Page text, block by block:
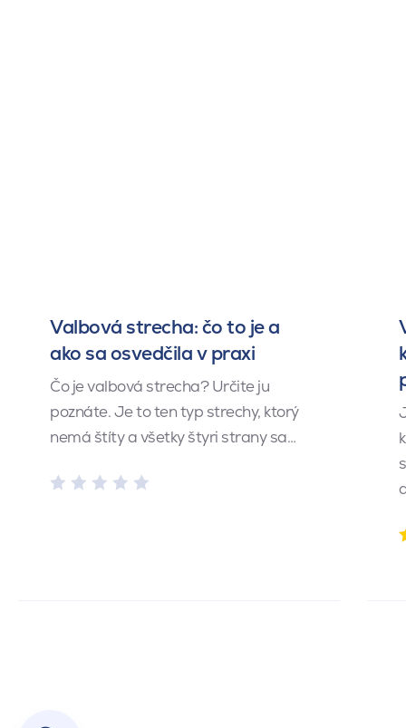
Valbová strecha: čo to je a
ako sa osvedčila v praxi
Čo je valbová strecha? Určite ju
poznáte. Je to ten typ strechy, ktorý
nemá štíty a všetky štyri strany sa…